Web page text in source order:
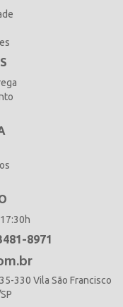
8971
330 Vila São Francisco